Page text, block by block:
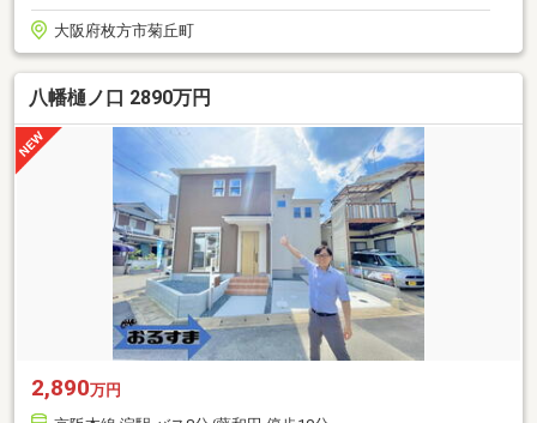
大阪府枚方市菊丘町
八幡樋ノ口 2890万円
2,890万円